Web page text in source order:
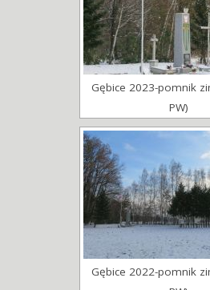
Gębice 2023-pomnik
PW)
Gębice 2022-pomnik